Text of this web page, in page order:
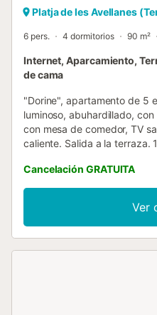
Platja de les Avellanes
6 pers. 4 dormitorios 90 m²
Internet, Aparcamiento,
de cama
"Dorine", apartamento de 5
luminoso, abuhardillado,
con mesa de comedor, TV
caliente. Salida a la terraza.
dorm. con 1 cama (90 cm,
dorm. doble con 1 cama
Cocina (3 fogones, horno,
acristalado. Ducha/WC,
alojamiento dispone de:
Cancelación GRATUITA
Ver